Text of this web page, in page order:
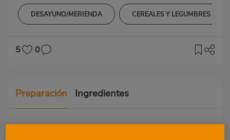
DESAYUNO/MERIENDA CEREALES Y LEGUMBRES
5 0
Preparación Ingredientes